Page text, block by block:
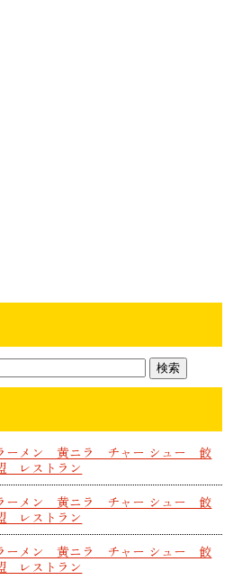
メン 黄ニラ チャー シュー 餃
レストラン
メン 黄ニラ チャー シュー 餃
レストラン
メン 黄ニラ チャー シュー 餃
レストラン